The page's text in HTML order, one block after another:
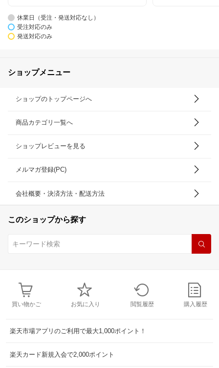
休業日（受注・発送対応なし）
受注対応のみ
発送対応のみ
ショップメニュー
ショップのトップページへ
商品カテゴリ一覧へ
ショップレビューを見る
メルマガ登録(PC)
会社概要・決済方法・配送方法
このショップから探す
買い物かご お気に入り 閲覧履歴 購入履歴
楽天市場アプリのご利用で最大1,000ポイント！
楽天カード新規入会で2,000ポイント